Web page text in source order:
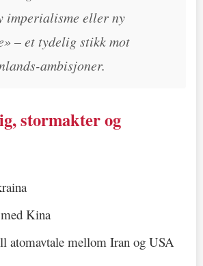
imperialisme eller ny
– et tydelig stikk mot
ambisjoner.
stormakter og
Kina
atomavtale mellom Iran og USA